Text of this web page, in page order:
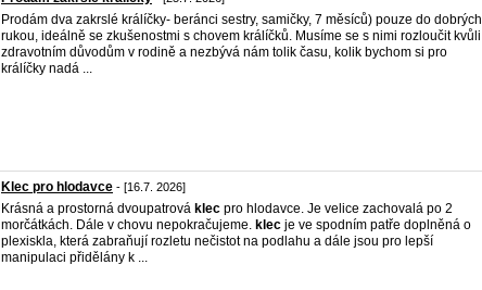
Prodám dva zakrslé králíčky- beránci sestry, samičky, 7 měsíců) pouze do dobrých
rukou, ideálně se zkušenostmi s chovem králíčků. Musíme se s nimi rozloučit kvůli
zdravotním důvodům v rodině a nezbývá nám tolik času, kolik bychom si pro
králíčky nadá ...
Klec pro hlodavce - [16.7. 2026]
Krásná a prostorná dvoupatrová klec pro hlodavce. Je velice zachovalá po 2
morčátkách. Dále v chovu nepokračujeme. klec je ve spodním patře doplněná o
plexiskla, která zabraňují rozletu nečistot na podlahu a dále jsou pro lepší
manipulaci přidělány k ...